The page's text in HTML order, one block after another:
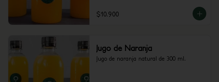
$10.900
Jugo de Naranja
Jugo de naranja natural de 300 ml.